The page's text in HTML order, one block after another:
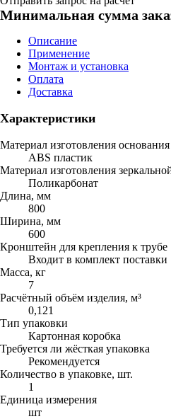
Минимальная сумма
Описание
Применение
Монтаж и установка
Оплата
Доставка
Характеристики
Материал изготовления основания
ABS пластик
Материал изготовления
Поликарбонат
Длина, мм
800
Ширина, мм
600
Кронштейн для крепления к трубе
Входит в комплект поставки
Масса, кг
7
Расчётный объём изделия, м³
0,121
Тип упаковки
Картонная коробка
Требуется ли жёсткая упаковка
Рекомендуется
Количество в упаковке, шт.
1
Единица измерения
шт